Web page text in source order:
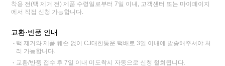
착용 전(택 제거 전) 제품 수령일로부터 7일 이내, 고객센터 또는 마이페이지
에서 직접 신청 가능합니다.
교환·반품 안내
택 제거와 제품 훼손 없이 CJ대한통운 택배로 3일 이내에 발송해주셔야 처
리 가능합니다.
교환/반품 접수 후 7일 이내 미도착시 자동으로 신청 철회됩니다.